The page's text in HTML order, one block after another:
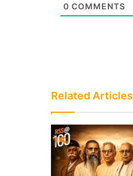
0 COMMENTS
Related Articles